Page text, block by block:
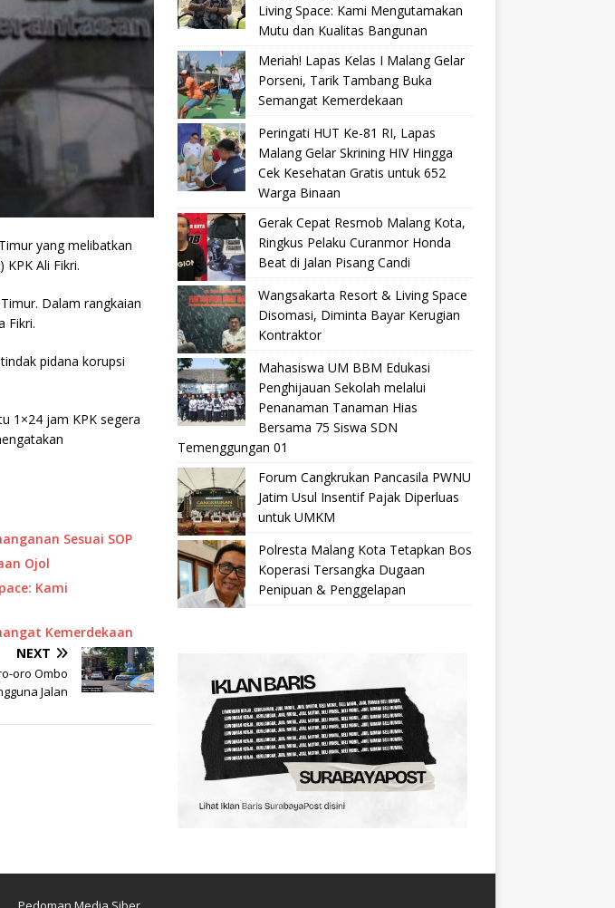
yang melibatkan
Ali Fikri.
Dalam rangkaian
Fikri.
pidana korupsi
1×24 jam KPK segera
Sesuai SOP
Ojol
Kami
Kemerdekaan
NEXT
oro Ombo
Jalan
Living Space: Kami Mengutamakan
Mutu dan Kualitas Bangunan
Meriah! Lapas Kelas I Malang Gelar
Porseni, Tarik Tambang Buka
Semangat Kemerdekaan
Peringati HUT Ke-81 RI, Lapas
Malang Gelar Skrining HIV Hingga
Cek Kesehatan Gratis untuk 652
Warga Binaan
Gerak Cepat Resmob Malang Kota,
Ringkus Pelaku Curanmor Honda
Beat di Jalan Pisang Candi
Wangsakarta Resort & Living Space
Disomasi, Diminta Bayar Kerugian
Kontraktor
Mahasiswa UM BBM Edukasi
Penghijauan Sekolah melalui
Penanaman Tanaman Hias
Bersama 75 Siswa SDN
Temenggungan 01
Forum Cangkrukan Pancasila PWNU
Jatim Usul Insentif Pajak Diperluas
untuk UMKM
Polresta Malang Kota Tetapkan Bos
Koperasi Tersangka Dugaan
Penipuan & Penggelapan